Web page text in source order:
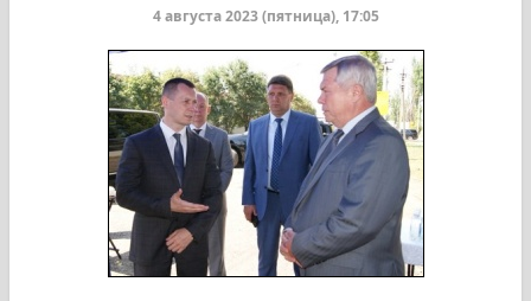
4 августа 2023 (пятница), 17:05